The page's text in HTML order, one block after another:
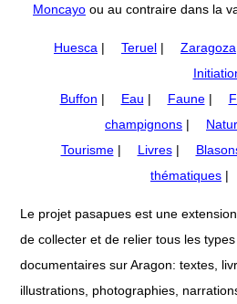
Moncayo ou au contraire dans la
Huesca | Teruel | Zaragoza
Buffon | Eau | Faune|
champignons |
Tourisme| Livres|
thématiques |
Le projet pasapues est une
de collecter et de relier tous les
documentaires sur Aragon: textes,
illustrations, photographies,